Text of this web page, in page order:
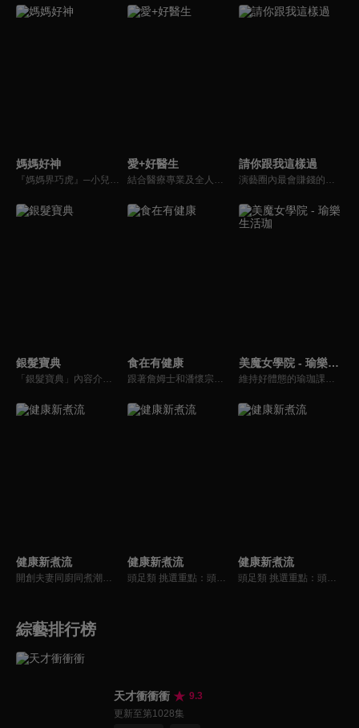
媽媽好神
『媽媽界巧虎』─小兒科醫師黃瑽寧，『國民媽媽』─鍾欣凌，兩人領軍擁有十八般武藝的好神媽媽團，為全台媽媽們發聲，所有育兒新知，家庭秘辛，全家大小健康，都會在《媽媽好神》一一解惑！
愛+好醫生
結合醫療專業及全人關懷的新型態節目，主持人黃瑽寧醫師親訪家庭，跨領域醫療顧問團全方位檢視，提供最完整、實用和正確的資訊來守護孩子的健康。
請你跟我這樣過
演藝圈內最會賺錢的侯昌明，以親身經歷教你理財；採訪經歷豐沛的黃文華，把所見所聞通通報你哉。不論是理財知識、兩性問題、生活資訊，完全貼近市井小民的所需所求，保證讓你生活過更好！
銀髮寶典
「銀髮寶典」內容介紹銀髮族相關的醫療知識，讓爺爺奶奶們能了解銀髮族常見的疾病、或是身體常遇到的問題，並邀請專業的醫師上節目解答，詳細深入且淺顯易懂的方式講述給各位爺爺奶奶們。為銀髮族的身體健康預防把關，讓爺爺奶奶能有一個樂活的退休生活。
食在有健康
跟著詹姆士和潘懷宗博士就能輕鬆學料理！只是品嚐美食之餘，身體健康也要懂得把關，每集都會傳授生活健康資訊，破除一般飲食迷思，讓大家吃得美味、活得健康！
美魔女學院 - 瑜樂生活珈
維持好體態的瑜珈課程，有著豐富的瑜珈姿勢，伸展筋骨舒緩全身疲勞，緊緻肌肉線條，不只能雕塑美美的身材也能夠讓身心靈都暢快健康，跟上我們的腳步一起踏上瑜樂生活珈，輕鬆好上手，快樂享瘦！
健康新煮流
開創夫妻同廚同煮潮流的KC夫婦，繼《健康醫食代》後，走出攝影棚，帶大家全台走透透，發掘上帝賞賜的美味食材，內容融合新加坡南洋風和客家純樸味，加上台灣獨特的閩南風情，互相激盪交織出的火花，打造出獨一無二的美食節目。
健康新煮流
頭足類 挑選重點：頭足類利用清洗時去除內臟可以降低膽固醇的攝取。挑選雙眼清澈明亮，眼球稍微凸出，肉質結實有彈性為佳。身體具透明感，觸腕或是吸盤一碰到活體就會吸附住便是新鮮的。
健康新煮流
頭足類 挑選重點：頭足類利用清洗時去除內臟可以降低膽固醇的攝取。挑選雙眼清澈明亮，眼球稍微凸出，肉質結實有彈性為佳。身體具透明感，觸腕或是吸盤一碰到活體就會吸附住便是新鮮的。
綜藝排行榜
天才衝衝衝
9.3
更新至第1028集